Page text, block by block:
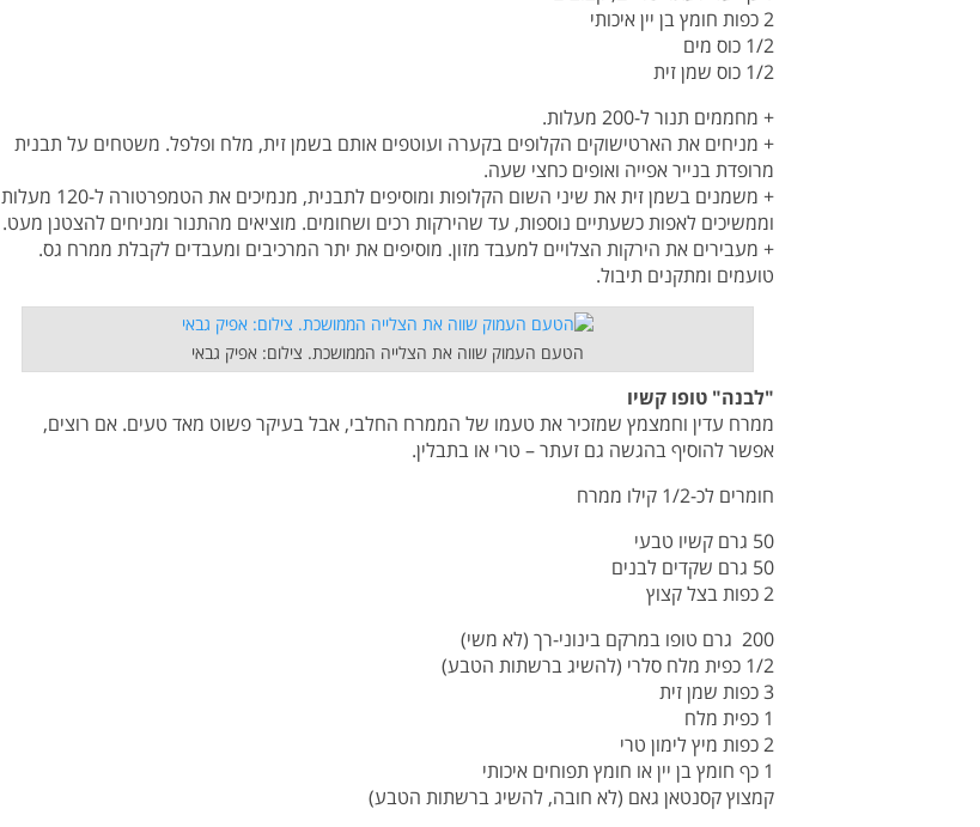
2 כפות חומץ בן יין איכותי
1/2 כוס מים
1/2 כוס שמן זית
+ מחממים תנור ל-200 מעלות.
+ מניחים את הארטישוקים הקלופים בקערה ועוטפים אותם בשמן זית, מלח ופלפל. משטחים על תבנית
מרופדת בנייר אפייה ואופים כחצי שעה.
+ משמנים בשמן זית את שיני השום הקלופות ומוסיפים לתבנית, מנמיכים את הטמפרטורה ל-120 מעלות
וממשיכים לאפות כשעתיים נוספות, עד שהירקות רכים ושחומים. מוציאים מהתנור ומניחים להצטנן מעט.
+ מעבירים את הירקות הצלויים למעבד מזון. מוסיפים את יתר המרכיבים ומעבדים לקבלת ממרח גס.
טועמים ומתקנים תיבול.
הטעם העמוק שווה את הצלייה הממושכת. צילום: אפיק גבאי
"לבנה" טופו קשיו
ממרח עדין וחמצמץ שמזכיר את טעמו של הממרח החלבי, אבל בעיקר פשוט מאד טעים. אם רוצים,
אפשר להוסיף בהגשה גם זעתר – טרי או בתבלין.
חומרים לכ-1/2 קילו ממרח
50 גרם קשיו טבעי
50 גרם שקדים לבנים
2 כפות בצל קצוץ
200 גרם טופו במרקם בינוני-רך (לא משי)
1/2 כפית מלח סלרי (להשיג ברשתות הטבע)
3 כפות שמן זית
1 כפית מלח
2 כפות מיץ לימון טרי
1 כף חומץ בן יין או חומץ תפוחים איכותי
קמצוץ קסנטאן גאם (לא חובה, להשיג ברשתות הטבע)